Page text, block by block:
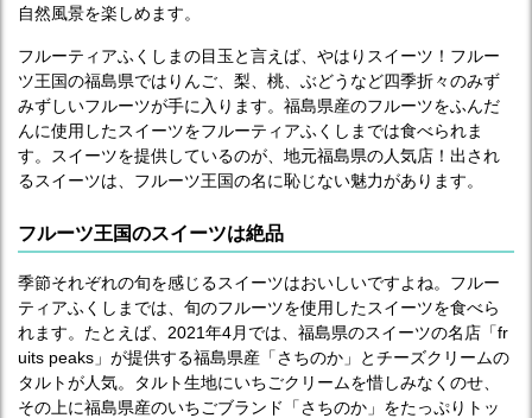
自然風景を楽しめます。
フルーティアふくしまの目玉と言えば、やはりスイーツ！フルー
ツ王国の福島県ではりんご、梨、桃、ぶどうなど四季折々のみず
みずしいフルーツが手に入ります。福島県産のフルーツをふんだ
んに使用したスイーツをフルーティアふくしまでは食べられま
す。スイーツを提供しているのが、地元福島県の人気店！出され
るスイーツは、フルーツ王国の名に恥じない魅力があります。
フルーツ王国のスイーツは絶品
季節それぞれの旬を感じるスイーツはおいしいですよね。フルー
ティアふくしまでは、旬のフルーツを使用したスイーツを食べら
れます。たとえば、2021年4月では、福島県のスイーツの名店「fr
uits peaks」が提供する福島県産「さちのか」とチーズクリームの
タルトが人気。タルト生地にいちごクリームを惜しみなくのせ、
その上に福島県産のいちごブランド「さちのか」をたっぷりトッ